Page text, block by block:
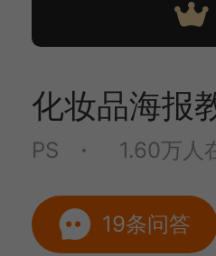
化妆品海报
PS 1.60万人
19条问答